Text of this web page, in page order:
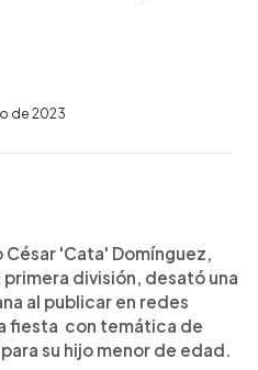
de 2023
César 'Cata' Domínguez,
división, desató una
al publicar en redes
fiesta con temática de
su hijo menor de edad.